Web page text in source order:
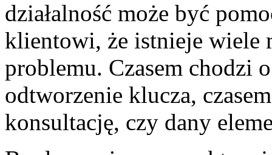
działalność może być
klientowi, że istnieje wiele
problemu. Czasem chodzi
odtworzenie klucza,
konsultację, czy dany